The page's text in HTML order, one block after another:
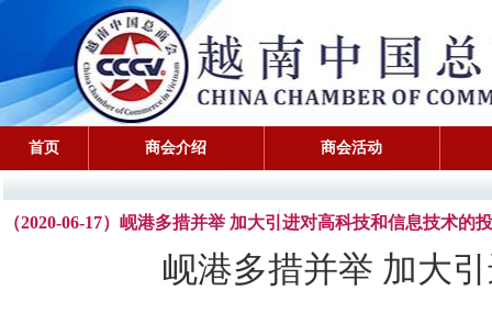
首页 商会介绍 商会活动
（2020-06-17）岘港多措并举 加大引进对高科技和信息技术的
岘港多措并举 加大